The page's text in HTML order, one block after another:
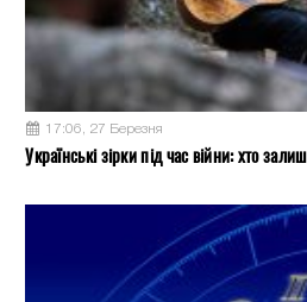
17:06, 27 Березня
Українські зірки під час війни: хто